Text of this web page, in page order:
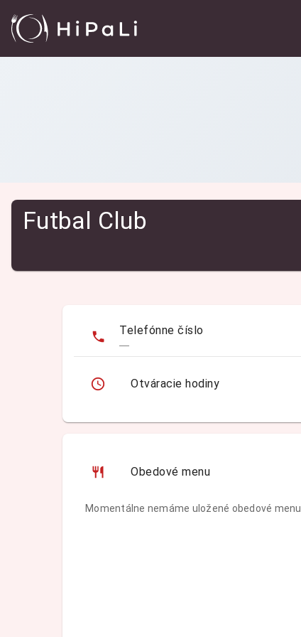
Reštaurácie Futbal Club
Futbal Club
Telefónne číslo
—
Otváracie hodiny
Obedové menu
Momentálne nemáme uložené obedové menu.